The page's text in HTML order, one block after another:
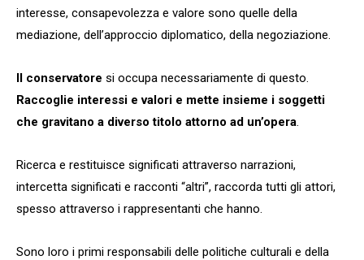
interesse, consapevolezza e valore sono quelle della
mediazione, dell’approccio diplomatico, della negoziazione.
Il conservatore si occupa necessariamente di questo.
Raccoglie interessi e valori e mette insieme i soggetti
che gravitano a diverso titolo attorno ad un’opera
Ricerca e restituisce significati attraverso narrazioni,
intercetta significati e racconti “altri”, raccorda tutti gli attori,
spesso attraverso i rappresentanti che hanno.
Sono loro i primi responsabili delle politiche culturali e della